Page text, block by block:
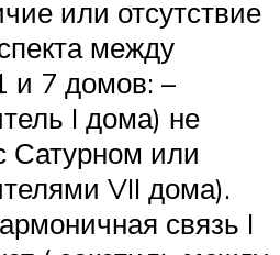
или отсутствие
между
и 7 домов: –
I дома) не
Сатурном или
VII дома).
связь I